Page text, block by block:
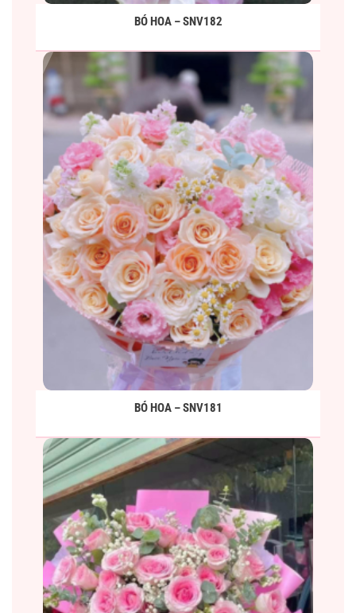
BÓ HOA – SNV182
BÓ HOA – SNV181